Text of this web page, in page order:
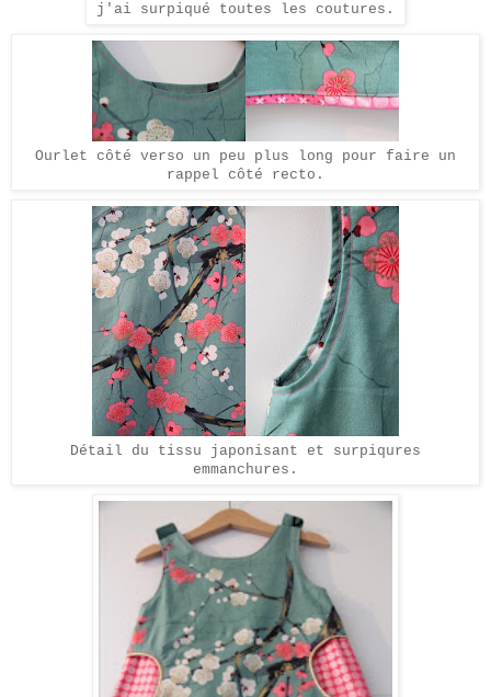
j'ai surpiqué toutes les coutures .
Ourlet côté verso un peu plus long pour faire un
rappel côté recto.
Détail du tissu japonisant et surpiqures
emmanchures.